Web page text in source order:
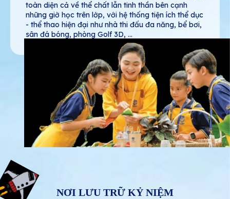
toàn diện cả về thể chất lẫn tinh thần bên cạnh
những giờ học trên lớp, với hệ thống tiện ích thể dục
- thể thao hiện đại như nhà thi đấu đa năng, bể bơi,
sân đá bóng, phòng Golf 3D, ...
NƠI LƯU TRỮ KỶ NIỆM